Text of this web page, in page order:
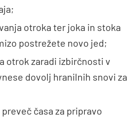
otroka ter joka in stoka
postrežete novo jed;
otrok zaradi izbirčnosti v
dovolj hranilnih snovi za
časa za pripravo